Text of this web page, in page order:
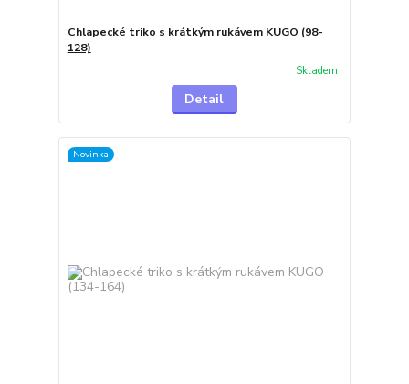
Chlapecké triko s krátkým rukávem KUGO (98-
128)
Skladem
Detail
Novinka